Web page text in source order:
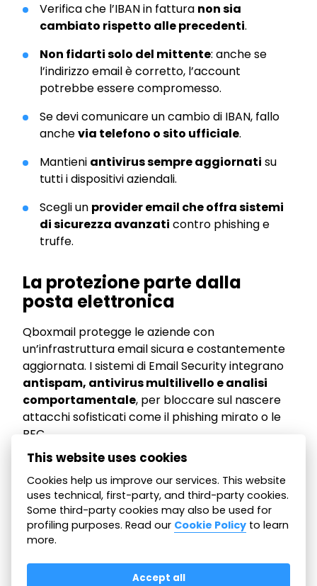
Verifica che l’IBAN in fattura non sia
cambiato rispetto alle precedenti.
Non fidarti solo del mittente: anche se
l’indirizzo email è corretto, l’account
potrebbe essere compromesso.
Se devi comunicare un cambio di IBAN, fallo
anchevia telefono o sito ufficiale.
Mantieni antivirus sempre aggiornati su
tutti i dispositivi aziendali.
Scegli un provider email che offra sistemi
di sicurezza avanzati contro phishing e
truffe.
La protezione parte dalla
posta elettronica
Qboxmail protegge le aziende con
un’infrastruttura email sicura e costantemente
aggiornata. I sistemi di Email Security integrano
antispam, antivirus multilivello e analisi
comportamentale, per bloccare sul nascere
attacchi sofisticati come il phishing mirato o le
BEC.
Qboxmail
This website uses cookies
Cookies help us improve our services. This website
uses technical, first-party, and third-party cookies.
Some third-party cookies may also be used for
profiling purposes. Read our Cookie Policy to learn
more.
Accept all